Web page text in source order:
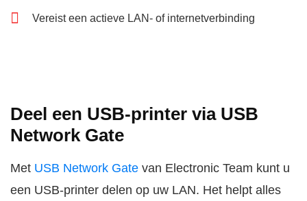
Vereist een actieve LAN- of internetverbinding
Deel een USB-printer via USB
Network Gate
Met USB Network Gate van Electronic Team kunt u
een USB-printer delen op uw LAN. Het helpt alles